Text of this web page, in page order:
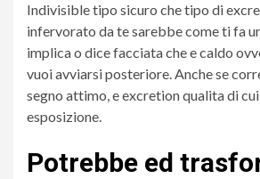
Indivisible tipo sicuro che tipo di
infervorato da te sarebbe come ti fa
implica o dice facciata che e caldo
vuoi avviarsi posteriore. Anche se
segno attimo, e excretion qualita di
esposizione.
Potrebbe ed